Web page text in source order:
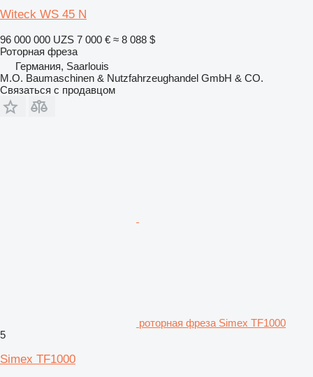
Witeck WS 45 N
96 000 000 UZS 7 000 € ≈ 8 088 $
Роторная фреза
Германия, Saarlouis
M.O. Baumaschinen & Nutzfahrzeughandel GmbH & CO.
Связаться с продавцом
роторная фреза Simex TF1000
5
Simex TF1000